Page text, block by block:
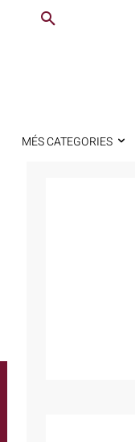
MÉS CATEGORIES